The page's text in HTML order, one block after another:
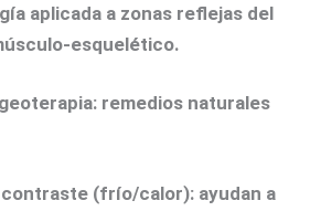
aplicada a zonas reflejas del
esquelético.
remedios naturales
contraste (frío/calor): ayudan a